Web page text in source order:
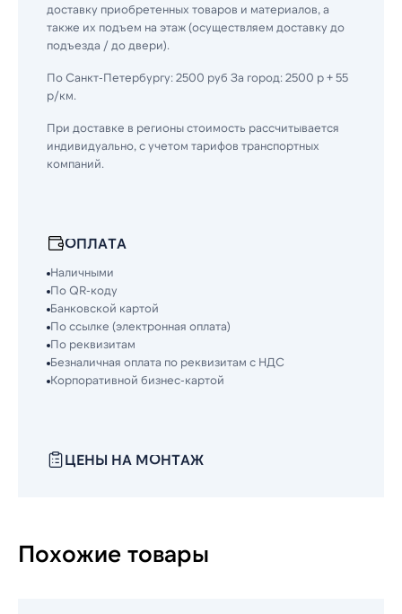
доставку приобретенных товаров и материалов, а
также их подъем на этаж (осуществляем доставку до
подъезда / до двери).
По Санкт-Петербургу: 2500 руб За город: 2500 р + 55
р/км.
При доставке в регионы стоимость рассчитывается
индивидуально, с учетом тарифов транспортных
компаний.
ОПЛАТА
Наличными
По QR-коду
Банковской картой
По ссылке (электронная оплата)
По реквизитам
Безналичная оплата по реквизитам с НДС
Корпоративной бизнес-картой
ЦЕНЫ НА МОНТАЖ
Похожие товары